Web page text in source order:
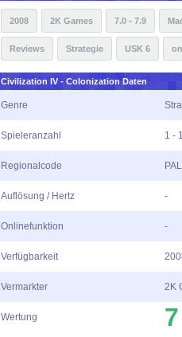
2008 2K Games 7.0 - 7.9
Reviews Strategie USK 6
Civilization IV - Colonization Daten
Genre
Spieleranzahl 1 -
Regionalcode PAL
Auflösung / Hertz -
Onlinefunktion -
Verfügbarkeit
Vermarkter 2K
Wertung 7